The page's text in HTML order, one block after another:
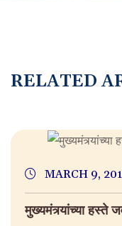
RELATED
MARCH 9,
मुख्यमंत्र्यांच्या हस्ते